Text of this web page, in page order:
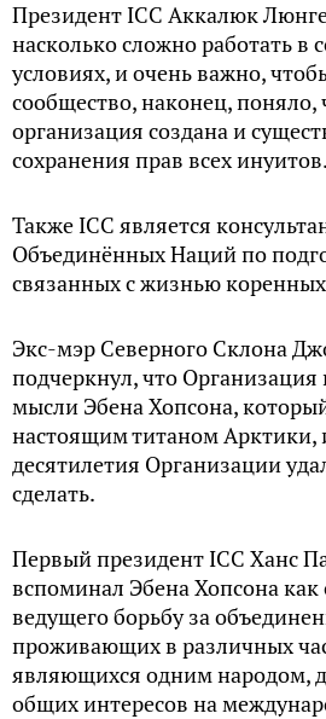
Президент ICC Аккалюк Люнге
насколько сложно работать в
условиях, и очень важно,
сообщество, наконец, поняло,
организация создана и
сохранения прав всех инуитов.
Также ICC является
Объединённых Наций по
связанных с жизнью
Экс-мэр Северного Склона
подчеркнул, что
мысли Эбена Хопсона,
настоящим титаном Арктики,
десятилетия Организации
сделать.
Первый президент ICC Ханс
вспоминал Эбена Хопсона как
ведущего борьбу за
проживающих в различных
являющихся одним народом,
общих интересов на